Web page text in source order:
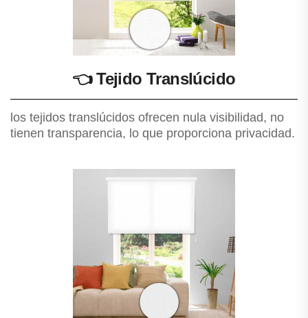
👈Tejido Translúcido
los tejidos translúcidos ofrecen nula visibilidad, no
tienen transparencia, lo que proporciona privacidad.